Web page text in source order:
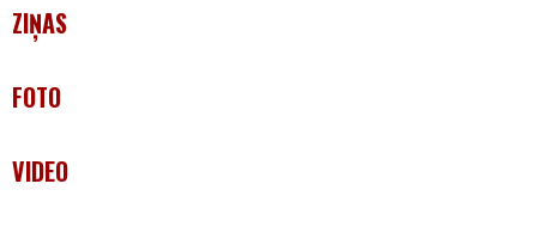
ZIŅAS
FOTO
VIDEO